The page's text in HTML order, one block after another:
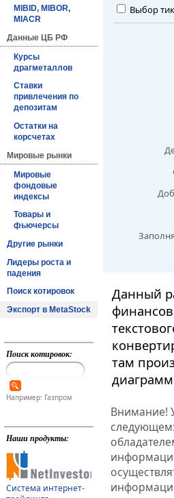
MIBID, MIBOR,
MIACR
Данные ЦБ РФ
Курсы
драгметаллов
Ставки
привлечения по
депозитам
Остатки на
корсчетах
Мировые рынки
Мировые
фондовые
индексы
Товары и
фьючерсы
Другие рынки
Лидеры роста и
падения
Поиск котировок
Экспорт в MetaStock
Поиск котировок:
Например: Газпром
Наши продукты:
Система интернет-
Выбор
Данный
там
Внимание!
следующем: